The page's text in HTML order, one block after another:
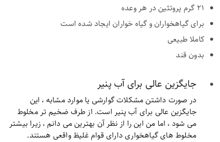
21 گرم پروتئین در هر وعده
برای گیاهخواران و گیاه خواران ایجاد شده است
کاملا طبیعی
بدون قند
جایگزین عالی برای آب پنیر
در صورت داشتن مشکلات گوارشی یا موارد مشابه ، این
جایگزین عالی برای آب پنیر است. از طرف ضخیم تر مخلوط
می شود ، اما من این را از نظر آن بهترین می دانم ، زیرا بیشتر
مخلوط های گیاهخواری دارای قوام غلیظ واقعی هستند.